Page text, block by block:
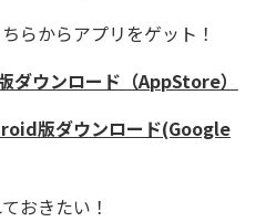
らからアプリをゲット！
ウンロード（AppStore）
版ダウンロード(Google
おきたい！